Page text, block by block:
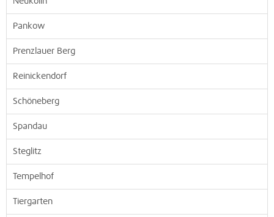
Pankow
Prenzlauer Berg
Reinickendorf
Schöneberg
Spandau
Steglitz
Tempelhof
Tiergarten